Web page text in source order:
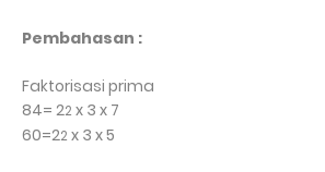
Pembahasan :
Faktorisasi prima
84= 22 x 3 x 7
60=22 x 3 x 5